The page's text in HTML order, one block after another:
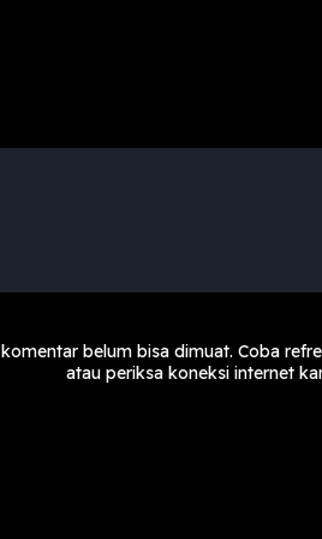
komentar belum bisa dimuat. Coba
atau periksa koneksi internet